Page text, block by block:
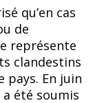
qu’en cas
de
représente
clandestins
pays. En juin
été soumis